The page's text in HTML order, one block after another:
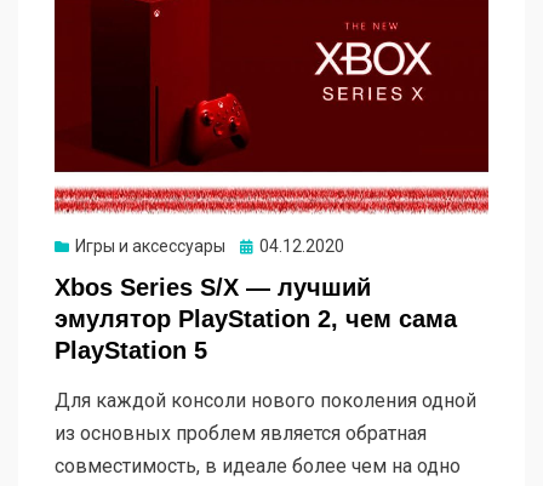
Игры и аксессуары Опубликовано
04.12.2020
Xbos Series S/X — лучший
эмулятор PlayStation 2, чем сама
PlayStation 5
Для каждой консоли нового поколения одной
из основных проблем является обратная
совместимость, в идеале более чем на одно